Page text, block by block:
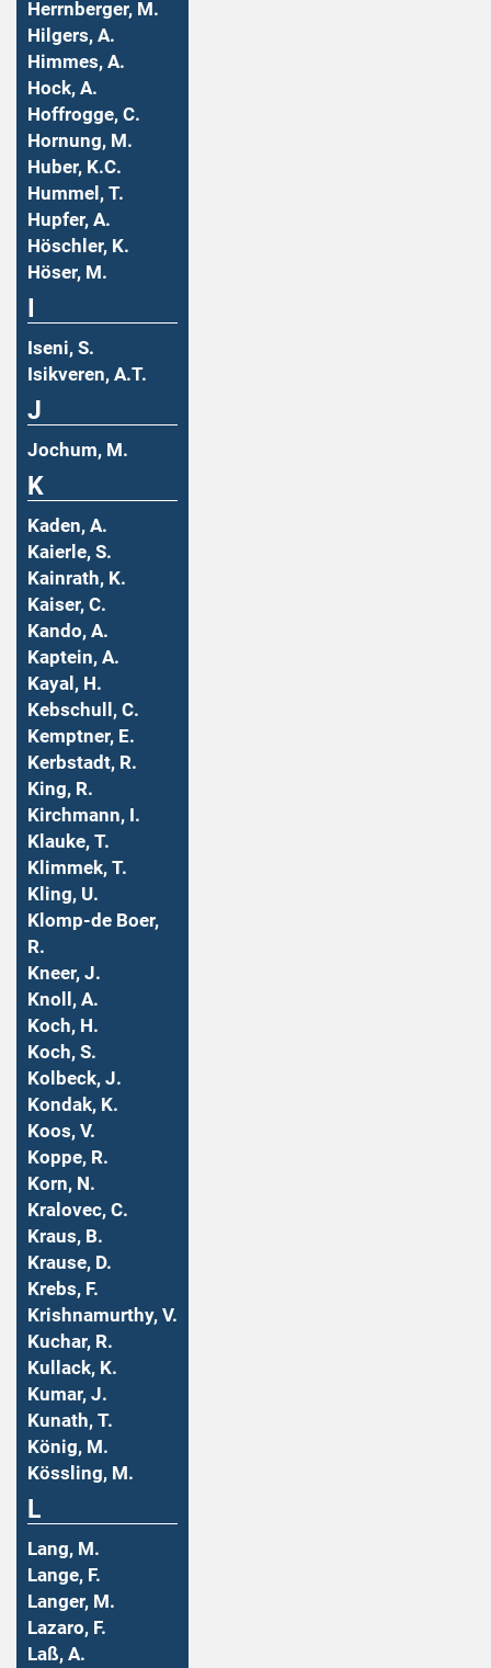
Herrnberger, M.
Hilgers, A.
Himmes, A.
Hock, A.
Hoffrogge, C.
Hornung, M.
Huber, K.C.
Hummel, T.
Hupfer, A.
Höschler, K.
Höser, M.
Iseni, S.
Isikveren, A.T.
J
Jochum, M.
K
Kaden, A.
Kaierle, S.
Kainrath, K.
Kaiser, C.
Kando, A.
Kaptein, A.
Kayal, H.
Kebschull, C.
Kemptner, E.
Kerbstadt, R.
King, R.
Kirchmann, I.
Klauke, T.
Klimmek, T.
Kling, U.
Klomp-de Boer,
R.
Kneer, J.
Knoll, A.
Koch, H.
Koch, S.
Kolbeck, J.
Kondak, K.
Koos, V.
Koppe, R.
Korn, N.
Kralovec, C.
Kraus, B.
Krause, D.
Krebs, F.
Krishnamurthy, V.
Kuchar, R.
Kullack, K.
Kumar, J.
Kunath, T.
König, M.
Kössling, M.
L
Lang, M.
Lange, F.
Langer, M.
Lazaro, F.
Laß, A.